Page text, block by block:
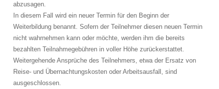
abzusagen.
In diesem Fall wird ein neuer Termin für den Beginn der
Weiterbildung benannt. Sofern der Teilnehmer diesen neuen Termin
nicht wahrnehmen kann oder möchte, werden ihm die bereits
bezahlten Teilnahmegebühren in voller Höhe zurückerstattet.
Weitergehende Ansprüche des Teilnehmers, etwa der Ersatz von
Reise- und Übernachtungskosten oder Arbeitsausfall, sind
ausgeschlossen.